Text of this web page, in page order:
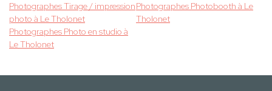
Photographes Tirage / impression
photo à Le Tholonet
Photographes Photobooth à Le
Tholonet
Photographes Photo en studio à
Le Tholonet